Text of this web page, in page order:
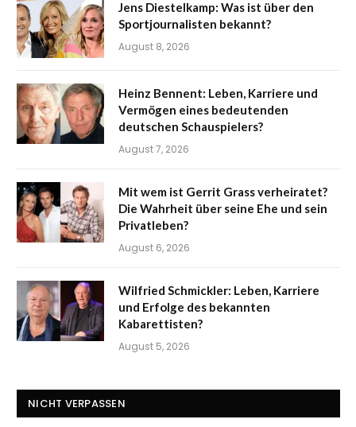
Jens Diestelkamp: Was ist über den
Sportjournalisten bekannt?
August 8, 2026
Heinz Bennent: Leben, Karriere und
Vermögen eines bedeutenden
deutschen Schauspielers?
August 7, 2026
Mit wem ist Gerrit Grass verheiratet?
Die Wahrheit über seine Ehe und sein
Privatleben?
August 6, 2026
Wilfried Schmickler: Leben, Karriere
und Erfolge des bekannten
Kabarettisten?
August 5, 2026
NICHT VERPASSEN